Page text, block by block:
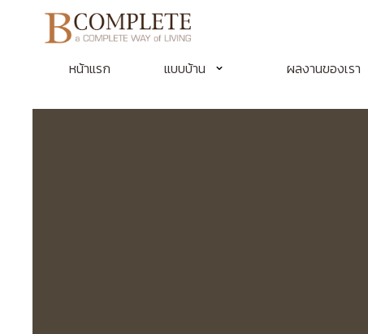
หน้าแรก แบบบ้าน ผลงานของเรา